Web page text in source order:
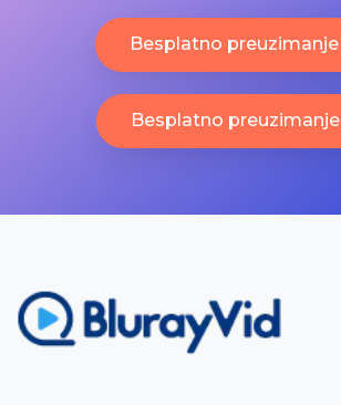
Besplatno preuzimanje
Besplatno preuzimanje